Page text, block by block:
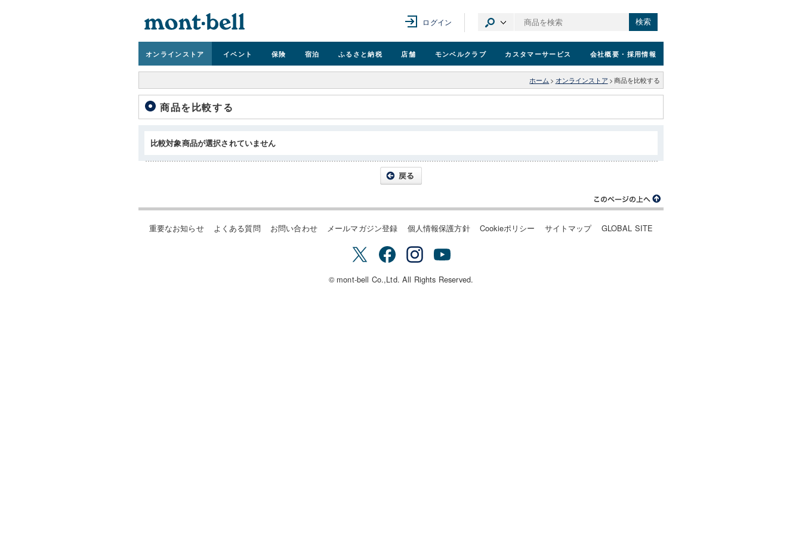
ログイン 検索
オンラインストア イベント 保険 宿泊 ふるさと納税 店舗 モンベルクラブ カスタマーサービス 会社概要 ・採用情報
ホーム > オンラインストア > 商品を比較する
商品を比較する
比較対象商品が選択されていません
重要なお知らせ よくある質問 お問い合わせ メールマガジン登録 個人情報保護方針 Cookieポリシー サイトマップ GLOBAL SITE
© mont-bell Co.,Ltd. All Rights Reserved.